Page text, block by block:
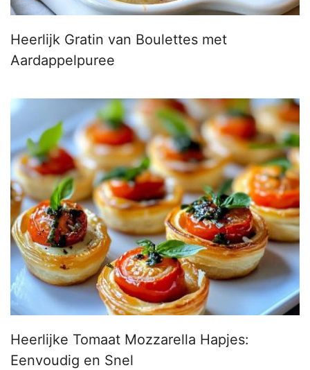
Heerlijk Gratin van Boulettes met
Aardappelpuree
Heerlijke Tomaat Mozzarella Hapjes:
Eenvoudig en Snel